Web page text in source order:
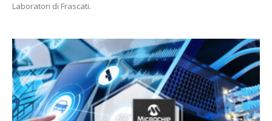
Laboratori di Frascati.